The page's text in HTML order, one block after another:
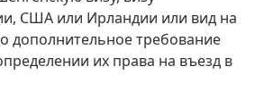
США или Ирландии или вид на
дополнительное требование
их права на въезд в